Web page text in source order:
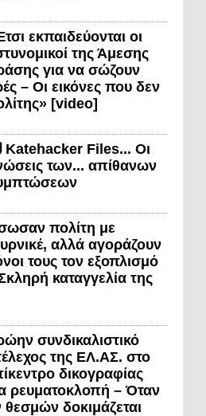
εκπαιδεύονται οι
της Άμεσης
για να σώζουν
– Οι εικόνες που δεν
[video]
Files... Οι
των... απίθανων
πολίτη με
αλλά αγοράζουν
τους τον εξοπλισμό
καταγγελία της
συνδικαλιστικό
της ΕΛ.ΑΣ. στο
δικογραφίας
ρευματοκλοπή – Όταν
θεσμών δοκιμάζεται